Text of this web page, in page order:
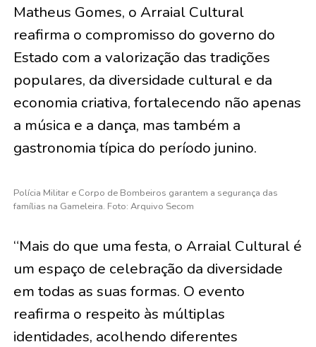
Matheus Gomes, o Arraial Cultural
reafirma o compromisso do governo do
Estado com a valorização das tradições
populares, da diversidade cultural e da
economia criativa, fortalecendo não apenas
a música e a dança, mas também a
gastronomia típica do período junino.
Polícia Militar e Corpo de Bombeiros garantem a segurança das
famílias na Gameleira. Foto: Arquivo Secom
“Mais do que uma festa, o Arraial Cultural é
um espaço de celebração da diversidade
em todas as suas formas. O evento
reafirma o respeito às múltiplas
identidades, acolhendo diferentes